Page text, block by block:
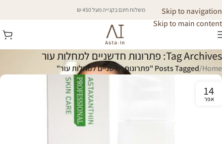
Skip to navigation
Skip to main content
משלוח חינם בקנייה מעל 450 ₪
Tag Archives: פתרונות חדשניים למחלות עור
Home
/Posts Tagged "פתרונות חדשניים למחלות עור"
14
אפר